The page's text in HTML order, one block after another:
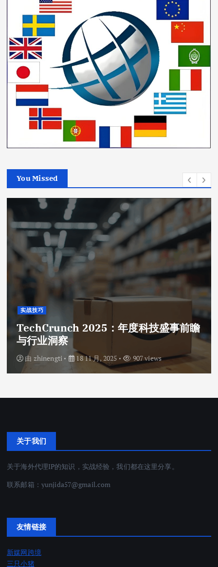
You Missed
实战技巧
TechCrunch 2025：年度科技盛事前瞻
与行业洞察
由 zhinengti 18 11 月, 2025 907 views
关于我们
关于海外代理IP的知识，实战经验，我们都在这里分享。
联系邮箱： yunjida57@gmail.com
友情链接
新媒网跨境
三只小猪